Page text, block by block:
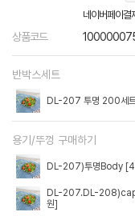
네이버페이결
상품코드
반박스세트
DL-207 투명 200세
용기/뚜껑 구매하기
DL-207)투명Body
DL-207.DL-
원]